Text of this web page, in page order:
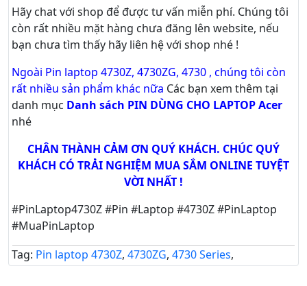
Hãy chatvới shop để được tư vấn miễn phí. Chúng tôi
còn rất nhiều mặt hàng chưa đăng lên website, nếu
bạn chưa tìm thấy hãy liên hệ với shop nhé !
Ngoài Pin laptop 4730Z, 4730ZG, 4730 , chúng tôi còn
rất nhiều sản phẩm khác nữa Các bạn xem thêm tại
danh mục Danh sách PIN DÙNG CHO LAPTOP Acer
nhé
CHÂN THÀNH CẢM ƠN QUÝ KHÁCH. CHÚC QUÝ
KHÁCH CÓ TRẢI NGHIỆM MUA SẮM ONLINE TUYỆT
VỜI NHẤT !
#PinLaptop4730Z #Pin #Laptop #4730Z #PinLaptop
#MuaPinLaptop
Tag: Pin laptop 4730Z, 4730ZG, 4730 Series,